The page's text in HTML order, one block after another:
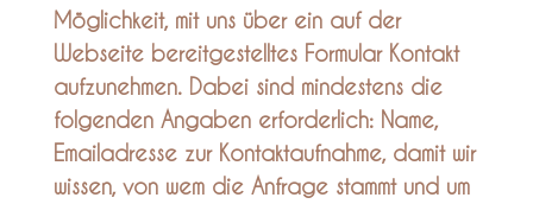
Möglichkeit, mit uns über ein auf der
Webseite bereitgestelltes Formular Kontakt
aufzunehmen. Dabei sind mindestens die
folgenden Angaben erforderlich: Name,
Emailadresse zur Kontaktaufnahme, damit wir
wissen, von wem die Anfrage stammt und um